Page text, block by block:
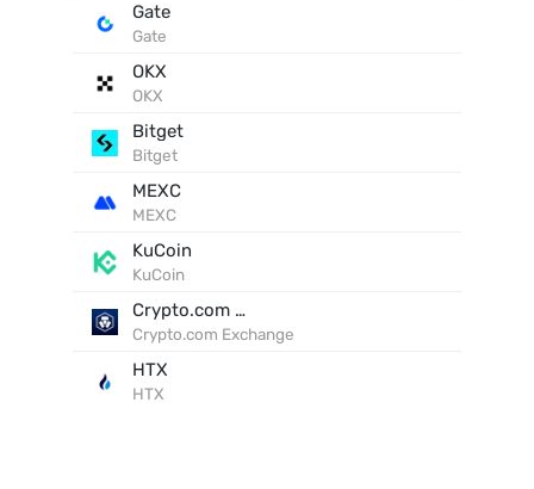
Gate
Gate
OKX
OKX
Bitget
Bitget
MEXC
MEXC
KuCoin
KuCoin
Crypto.com Exchange
Crypto.com Exchange
HTX
HTX